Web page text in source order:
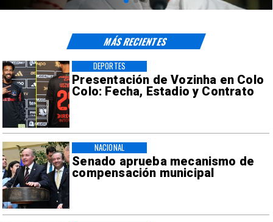
Presentación de Vozinha en Colo
Colo: Fecha, Estadio y Contrato
DEPORTES
Senado aprueba mecanismo de
compensación municipal
NACIONAL
MÁS RECIENTES